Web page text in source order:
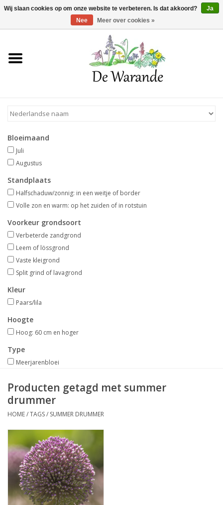
Winkelwagen >0 Artikelen - €0,00
Home
Voorjaarsbloeiers
Zomerbloeiers
Herfstbloeiers
Schaduwplanten
Aanbiedingen
Bodemverbetering
Overige producten
Nieuws
Bloeimaand
Juli
Augustus
Standplaats
Halfschaduw/zonnig: in een weitje of border
Volle zon en warm: op het zuiden of in rotstuin
Voorkeur grondsoort
Verbeterde zandgrond
Leem of lössgrond
Vaste kleigrond
Split grind of lavagrond
Kleur
Paars/lila
Hoogte
Hoog: 60 cm en hoger
Type
Meerjarenbloei
Producten getagd met summer
drummer
HOME/TAGS/ SUMMER DRUMMER
Wij slaan cookies op om onze website te verbeteren. Is dat akkoord?
Ja
Nee
Meer over cookies »